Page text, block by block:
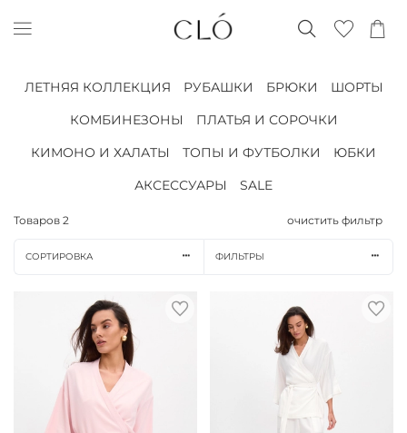
ЛЕТНЯЯ КОЛЛЕКЦИЯ РУБАШКИ БРЮКИ
ШОРТЫ
КОМБИНЕЗОНЫ
ПЛАТЬЯ И СОРОЧКИ
КИМОНО И ХАЛАТЫ
ТОПЫ И ФУТБОЛКИ
ЮБКИ
АКСЕССУАРЫ
SALE
Товаров 2 очистить фильтр
СОРТИРОВКА ФИЛЬТРЫ